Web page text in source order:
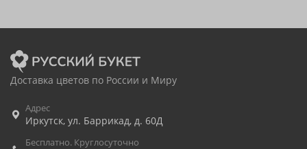
Доставка цветов по России и Миру
Адрес
Иркутск, ул. Баррикад, д. 60Д
Бесплатно. Круглосуточно